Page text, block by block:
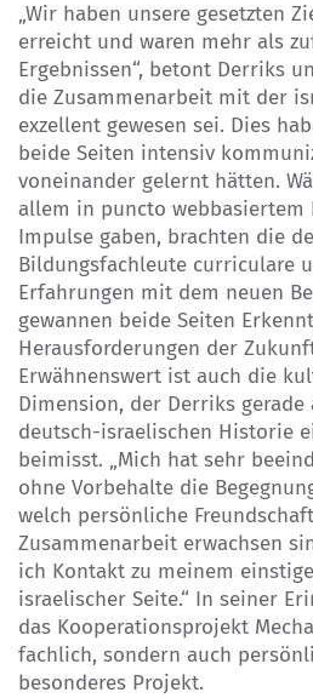
„Wir haben unsere gesetzten
erreicht und waren mehr als
Ergebnissen“, betont Derriks
die Zusammenarbeit mit der
exzellent gewesen sei. Dies
beide Seiten intensiv
voneinander gelernt hätten.
allem in puncto webbasiertem
Impulse gaben, brachten die
Bildungsfachleute curriculare
Erfahrungen mit dem neuen
gewannen beide Seiten
Herausforderungen der
Erwähnenswert ist auch die
Dimension, der Derriks gerade
deutsch-israelischen Historie
beimisst. „Mich hat sehr
ohne Vorbehalte die
welch persönliche
Zusammenarbeit erwachsen
ich Kontakt zu meinem
israelischer Seite.“ In seiner
das Kooperationsprojekt
fachlich, sondern auch
besonderes Projekt.